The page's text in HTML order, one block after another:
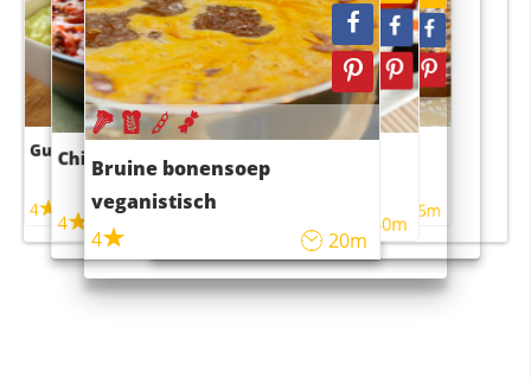
Guacamole
4
Chili con carne
4
Bruine bonensoep
veganistisch
4
20m
Sushi rijstsalade
maaltijdsalade
40m
4 55m